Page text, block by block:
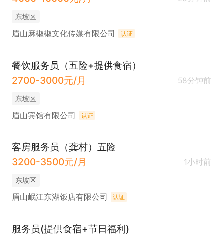
东坡区
眉山麻椒椒文化传媒有限公司 认证
餐饮服务员（五险+提供食宿）
2700-3000元/月
58分钟前
东坡区
眉山宾馆有限公司 认证
客房服务员（龚村）五险
3200-3500元/月
1小时前
东坡区
眉山岷江东湖饭店有限公司 认证
服务员(提供食宿+节日福利)